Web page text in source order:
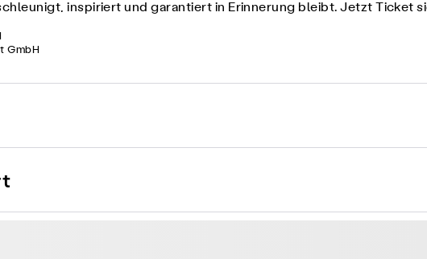
inspiriert und garantiert in Erinnerung bleibt. Jetzt Ticket
GmbH